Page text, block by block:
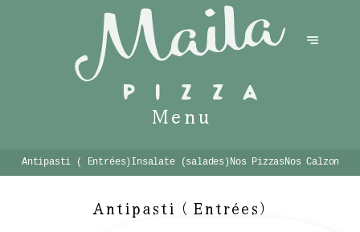
Menu
Antipasti ( Entrées) Insalate (salades) Nos PizzasNos Calzones
Antipasti ( Entrées)